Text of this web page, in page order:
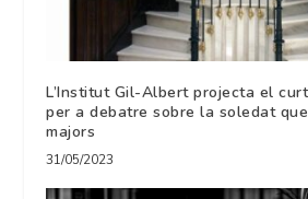
L’Institut Gil-Albert projecta el
per a debatre sobre la soledat
majors
31/05/2023